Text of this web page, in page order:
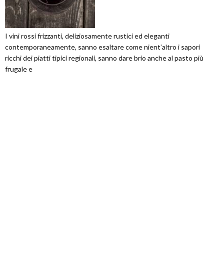
I vini rossi frizzanti, deliziosamente rustici ed eleganti
contemporaneamente, sanno esaltare come nient’altro i sapori
ricchi dei piatti tipici regionali, sanno dare brio anche al pasto più
frugale e